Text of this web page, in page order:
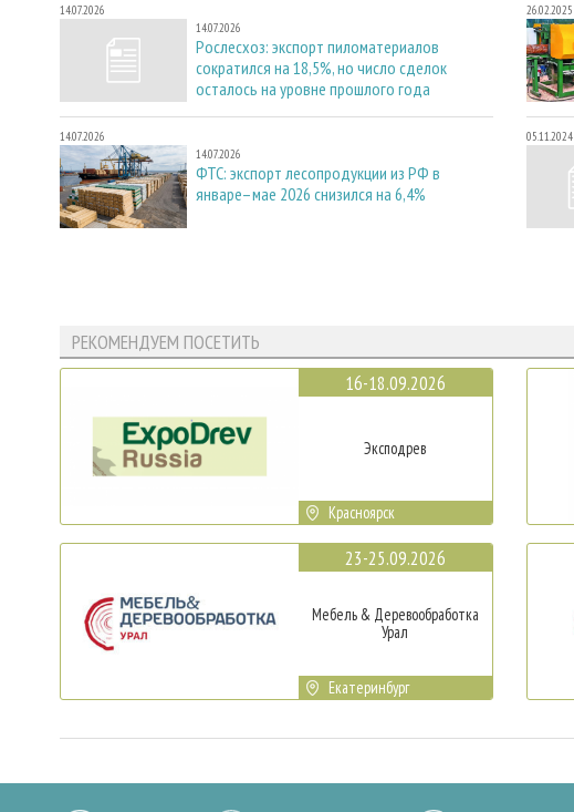
14.07.2026
14.07.2026
Рослесхоз: экспорт пиломатериалов
сократился на 18,5%, но число сделок
осталось на уровне прошлого года
14.07.2026
14.07.2026
ФТС: экспорт лесопродукции из РФ в
январе–мае 2026 снизился на 6,4%
26.02.2025
05.11.2024
РЕКОМЕНДУЕМ ПОСЕТИТЬ
16-18.09.2026
Эксподрев
Красноярск
23-25.09.2026
Мебель & Деревообработка
Урал
Екатеринбург